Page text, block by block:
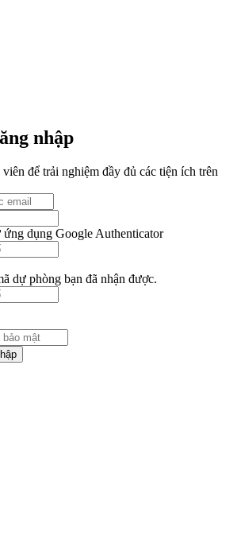
nhập
để trải nghiệm đầy đủ các tiện ích trên
dụng Google Authenticator
dự phòng bạn đã nhận được.